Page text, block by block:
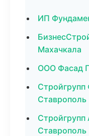
ИП
Махачкала
ООО Фасад
Ставрополь
Ставрополь